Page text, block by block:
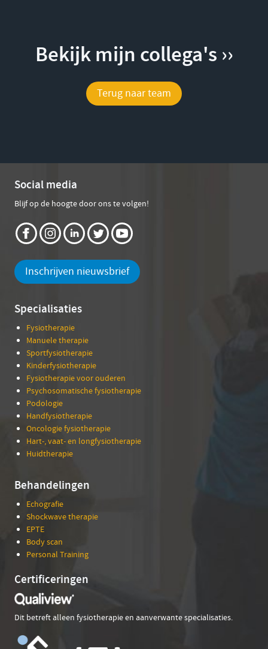
Bekijk mijn collega's ››
Terug naar team
Social media
Blijf op de hoogte door ons te volgen!
Inschrijven nieuwsbrief
Specialisaties
Fysiotherapie
Manuele therapie
Sportfysiotherapie
Kinderfysiotherapie
Fysiotherapie voor ouderen
Psychosomatische fysiotherapie
Podologie
Handfysiotherapie
Oncologie fysiotherapie
Hart-, vaat- en longfysiotherapie
Huidtherapie
Behandelingen
Echografie
Shockwave therapie
EPTE
Body scan
Personal Training
Certificeringen
Dit betreft alleen fysiotherapie en aanverwante specialisaties.